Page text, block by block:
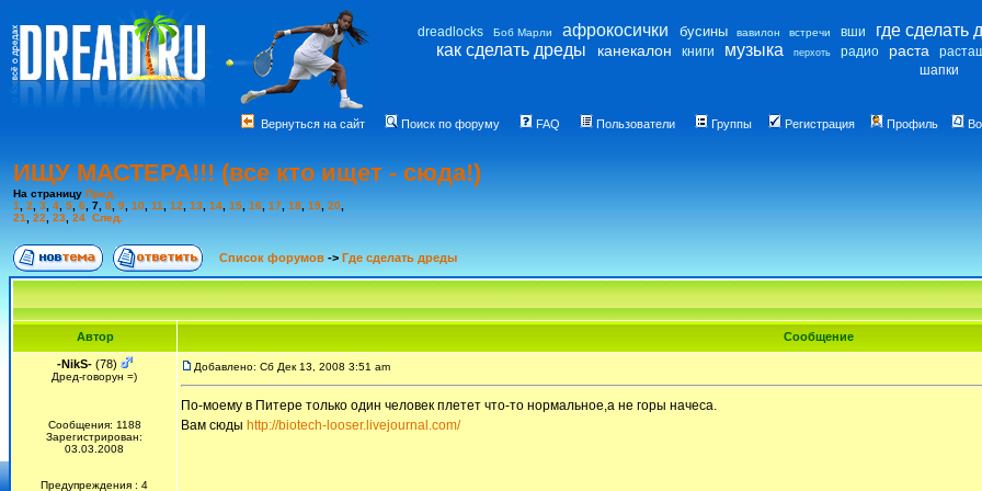
dreadlocks Боб Марли афрокосички бусины вавилон встречи вши
где сделать
как сделать дреды
канекалон книги музыка перхоть радио раста
шапки
Вернуться на сайт Поиск по форуму FAQ Пользователи Группы Регистрация Профиль
ИЩУ МАСТЕРА!!! (все кто ищет - сюда!)
На страницу Пред.
1
2 3 4 5 6 7 8 9 10 11 12 13 14 15 16 17 18 19 20
21
22 23 24 След.
Список форумов -> Где сделать дреды
Автор Сообщение
-NikS-(78)
Дред-говорун =)
Сообщения: 1188
Зарегистрирован:
03.03.2008
Предупреждения : 4
Добавлено: Сб Дек 13, 2008 3:51 am
По-моему в Питере только один человек плетет что-то нормальное,а не горы начеса.
Вам сюды http://biotech-looser.livejournal.com/